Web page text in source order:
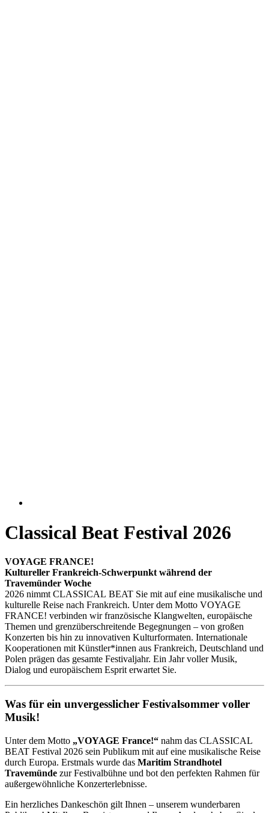
Classical Beat Festival 2026
VOYAGE FRANCE!
Kultureller Frankreich-Schwerpunkt während der
Travemünder Woche
2026 nimmt CLASSICAL BEAT Sie mit auf eine musikalische und
kulturelle Reise nach Frankreich. Unter dem Motto VOYAGE
FRANCE! verbinden wir französische Klangwelten, europäische
Themen und grenzüberschreitende Begegnungen – von großen
Konzerten bis hin zu innovativen Kulturformaten. Internationale
Kooperationen mit Künstler*innen aus Frankreich, Deutschland und
Polen prägen das gesamte Festivaljahr. Ein Jahr voller Musik,
Dialog und europäischem Esprit erwartet Sie.
Was für ein unvergesslicher Festivalsommer voller
Musik!
Unter dem Motto „VOYAGE France!“ nahm das CLASSICAL
BEAT Festival 2026 sein Publikum mit auf eine musikalische Reise
durch Europa. Erstmals wurde das Maritim Strandhotel
Travemünde zur Festivalbühne und bot den perfekten Rahmen für
außergewöhnliche Konzerterlebnisse.
Ein herzliches Dankeschön gilt Ihnen – unserem wunderbaren